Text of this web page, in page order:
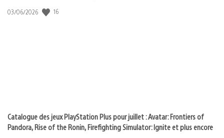
:
state
Date
03/06/2026 16
Catalogue des jeux PlayStation Plus pour juillet : Avatar: Frontiers of
Pandora, Rise of the Ronin, Firefighting Simulator: Ignite et plus encore